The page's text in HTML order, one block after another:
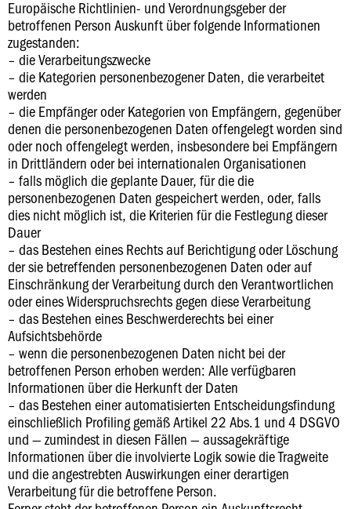
Europäische Richtlinien- und Verordnungsgeber der
betroffenen Person Auskunft über folgende Informationen
zugestanden:
– die Verarbeitungszwecke
– die Kategorien personenbezogener Daten, die verarbeitet
werden
– die Empfänger oder Kategorien von Empfängern, gegenüber
denen die personenbezogenen Daten offengelegt worden sind
oder noch offengelegt werden, insbesondere bei Empfängern
in Drittländern oder bei internationalen Organisationen
– falls möglich die geplante Dauer, für die die
personenbezogenen Daten gespeichert werden, oder, falls
dies nicht möglich ist, die Kriterien für die Festlegung dieser
Dauer
– das Bestehen eines Rechts auf Berichtigung oder Löschung
der sie betreffenden personenbezogenen Daten oder auf
Einschränkung der Verarbeitung durch den Verantwortlichen
oder eines Widerspruchsrechts gegen diese Verarbeitung
– das Bestehen eines Beschwerderechts bei einer
Aufsichtsbehörde
– wenn die personenbezogenen Daten nicht bei der
betroffenen Person erhoben werden: Alle verfügbaren
Informationen über die Herkunft der Daten
– das Bestehen einer automatisierten Entscheidungsfindung
einschließlich Profiling gemäß Artikel 22 Abs.1 und 4 DSGVO
und — zumindest in diesen Fällen — aussagekräftige
Informationen über die involvierte Logik sowie die Tragweite
und die angestrebten Auswirkungen einer derartigen
Verarbeitung für die betroffene Person.